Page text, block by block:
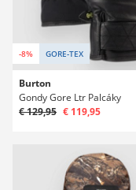
-8% GORE-TEX
Burton
Gondy Gore Ltr Palcáky
€ 129,95 € 119,95